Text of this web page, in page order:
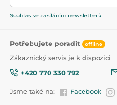
Souhlas se zasíláním newsletterů
Potřebujete poradit offline
Zákaznický servis je k dispozici
+420 770 330 792
Jsme také na: Facebook